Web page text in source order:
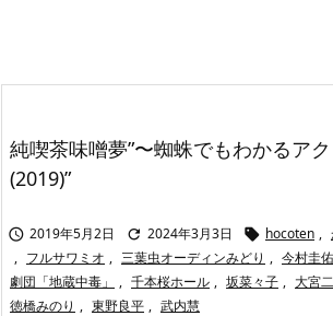
純喫茶味噌夢”〜蜘蛛でもわかるア
(2019)”
 2019年5月2日  2024年3月3日  hocoten ,
, フルサワミオ , 三葉虫オーディンみどり , 今村圭佑
劇団「地蔵中毒」
, 千本桜ホール , 坂菜々子 , 大宮
徳橋みのり , 東野良平 , 武内慧